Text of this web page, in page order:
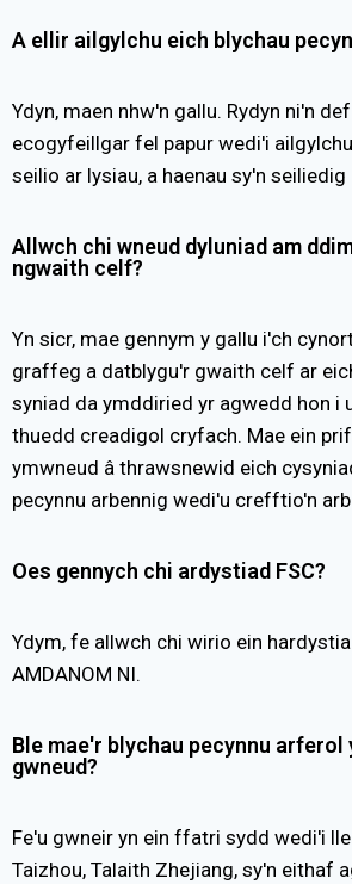
A ellir ailgylchu eich blychau
Ydyn, maen nhw'n gallu. Rydyn ni'n
ecogyfeillgar fel papur wedi'i
seilio ar lysiau, a haenau sy'n seiliedig
Allwch chi wneud dyluniad am
ngwaith celf?
Yn sicr, mae gennym y gallu i'ch
graffeg a datblygu'r gwaith celf ar
syniad da ymddiried yr agwedd hon i
thuedd creadigol cryfach. Mae ein
ymwneud â thrawsnewid eich
pecynnu arbennig wedi'u crefftio'n
Oes gennych chi ardystiad FSC?
Ydym, fe allwch chi wirio ein
AMDANOM NI.
Ble mae'r blychau pecynnu arferol
gwneud?
Fe'u gwneir yn ein ffatri sydd wedi'i
Taizhou, Talaith Zhejiang, sy'n eithaf